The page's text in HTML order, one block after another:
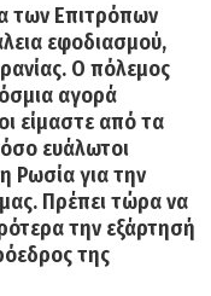
των Επιτρόπων
εφοδιασμού,
Ο πόλεμος
αγορά
είμαστε από τα
ευάλωτοι
Ρωσία για την
Πρέπει τώρα να
την εξάρτησή
της